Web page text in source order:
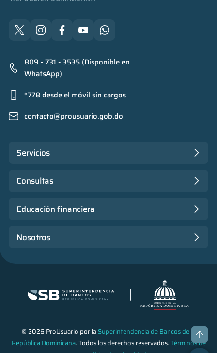
© 2026 ProUsuario por laSuperintendencia de Bancos de la
República Dominicana. Todos los derechos reservados.Términos de
809 - 731 - 3535 (Disponible en
WhatsApp)
*778 desde el móvil sin cargos
contacto@prousuario.gob.do
Servicios
Consultas
Educación financiera
Nosotros